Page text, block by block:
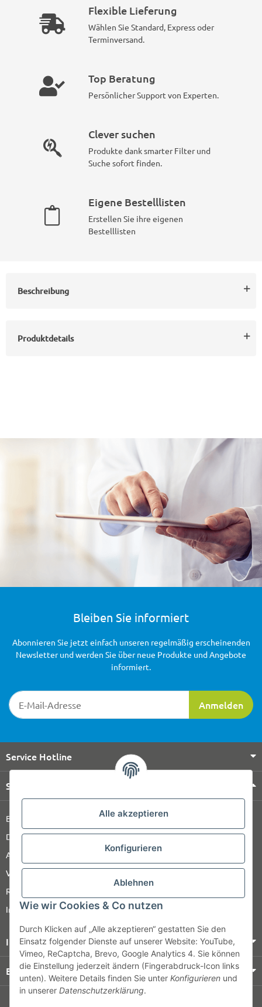
Alle akzeptieren
Konfigurieren
Ablehnen
Wie wir Cookies & Co nutzen
Durch Klicken auf „Alle akzeptieren“ gestatten Sie den
Einsatz folgender Dienste auf unserer Website: YouTube,
Vimeo, ReCaptcha, Brevo, Google Analytics 4. Sie können
die Einstellung jederzeit ändern (Fingerabdruck-Icon links
unten). Weitere Details finden Sie unter Konfigurieren und
in unserer Datenschutzerklärung.
Flexible Lieferung
Wählen Sie Standard, Express oder
Terminversand.
Top Beratung
Persönlicher Support von Experten.
Clever suchen
Produkte dank smarter Filter und
Suche sofort finden.
Eigene Bestelllisten
Erstellen Sie ihre eigenen
Bestelllisten
Beschreibung
Produktdetails
Bleiben Sie informiert
Newsletter-Registrierung
Anmelden
Abonnieren Sie jetzt einfach unseren regelmäßig erscheinenden
Newsletter und werden Sie über neue Produkte und Angebote
informiert.
Service Hotline
Shop Service
Barrierefreiheitserklärung
Datenschutz
AGB
Versandinformationen
Retour
Impressum
Informationen
Bezahlung & Versand
© HOZ MEDI WERK